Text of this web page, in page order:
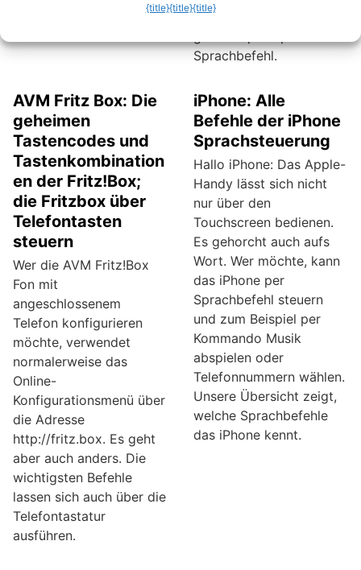
Kontrollzentrum oder
Sprachbefehl.
AVM Fritz Box: Die
geheimen
Tastencodes und
Tastenkombination
en der Fritz!Box;
die Fritzbox über
Telefontasten
steuern
Wer die AVM Fritz!Box
Fon mit
angeschlossenem
Telefon konfigurieren
möchte, verwendet
normalerweise das
Online-
Konfigurationsmenü über
die Adresse
http://fritz.box. Es geht
aber auch anders. Die
wichtigsten Befehle
lassen sich auch über die
Telefontastatur
ausführen.
iPhone: Alle
Befehle der iPhone
Sprachsteuerung
Hallo iPhone: Das Apple-
Handy lässt sich nicht
nur über den
Touchscreen bedienen.
Es gehorcht auch aufs
Wort. Wer möchte, kann
das iPhone per
Sprachbefehl steuern
und zum Beispiel per
Kommando Musik
abspielen oder
Telefonnummern wählen.
Unsere Übersicht zeigt,
welche Sprachbefehle
das iPhone kennt.
{title}{title}{title}